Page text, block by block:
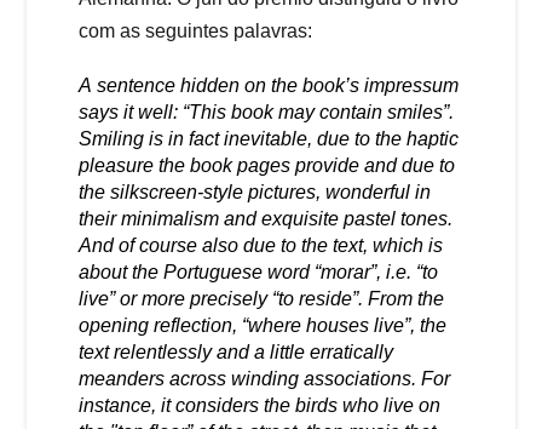
com as seguintes palavras:
A sentence hidden on the book’s impressum
says it well: “This book may contain smiles”.
Smiling is in fact inevitable, due to the haptic
pleasure the book pages provide and due to
the silkscreen-style pictures, wonderful in
their minimalism and exquisite pastel tones.
And of course also due to the text, which is
about the Portuguese word “morar”, i.e. “to
live” or more precisely “to reside”. From the
opening reflection, “where houses live”, the
text relentlessly and a little erratically
meanders across winding associations. For
instance, it considers the birds who live on